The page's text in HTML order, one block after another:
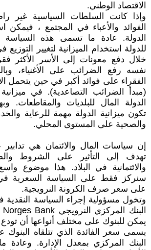
الاقتصاد الوطني.
وإذا كانت السلطات السياسية غير
الفوائد والأعباء في المجتمع ، فيمكن
الدولة. عادة ما تسمى هذه السياسة
للدولة استخدام الميزانية لتغيير
خلال دفع معونات إلى الأسر الأكثر
نفسه رفع الضرائب على الأغنياء،
الفقراء على فوائد أكبر في حين يتحمل
(مبدأ الضرائب التصاعدية). في
الدولة المال للبلديات والمقاطعات.
تكون ميزانية الدولة مهمة للرعاية
والصحية على المستوى المحلي.
إن سياسات المال والائتمان هي
تهدف إلى التأثير على الشروط
والائتمانية في البلاد. هذا موضوع
سنركز فقط على السياسة السعرية في
على سعر صرف الكرونة النرويجية.
وتخول مسؤولية إجراء السياسة النقدية
يمكن للبنوك على مختلف أنواعها أن
يسمى سعر الفائدة الذي تتلقاه البنوك
البنك المركزي بمعدل الإدارة. وعادة